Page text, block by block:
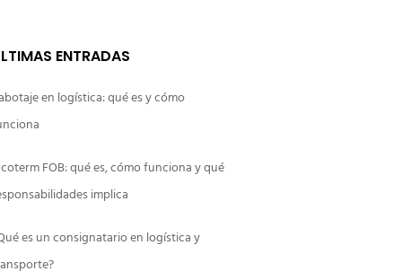
ENTRADAS
en logística: qué es y cómo
FOB: qué es, cómo funciona y qué
implica
es un consignatario en logística y